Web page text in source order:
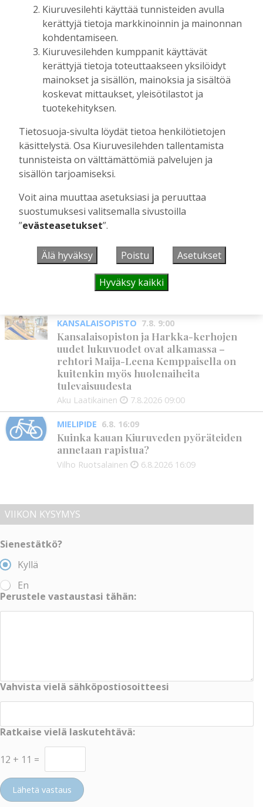
Tilaajille
Suvi Louhelainen 29.7.2026 15:35
UUSIMMAT
Terveisiä eduskuntaan
Vilho Ruotsalainen 7.8.2026 12:26
HYVINVOINTIALUE
Kiuruvedelle ja Iisalmeen
ostopalvelulääkäri – tarkoituksena on
helpottaa kaupunkien lääkäripulaa
Aku Laatikainen
GOLF 7.8. 11:33
Golftapahtuma tuotti jälleen komeasti
tukea Kiuruveden nuorille – palkittavat
julkaistaan loppuvuodesta
KANSALAISOPISTO 7.8. 9:00
Kansalaisopiston ja Harkka-kerhojen
uudet lukuvuodet ovat alkamassa –
rehtori Maija-Leena Kemppaisella on
kuitenkin myös huolenaiheita
tulevaisuudesta
Aku Laatikainen 7.8.2026 09:00
MIELIPIDE 6.8. 16:09
Kuinka kauan Kiuruveden pyöräteiden
annetaan rapistua?
Vilho Ruotsalainen 6.8.2026 16:09
VIIKON KYSYMYS
Sienestätkö?
Kyllä
En
Perustele vastaustasi tähän:
Vahvista vielä sähköpostiosoitteesi
Ratkaise vielä laskutehtävä:
12 + 11 =
Lähetä vastaus
Kiuruvesilehti käyttää tunnisteiden avulla
kerättyjä tietoja markkinoinnin ja mainonnan
kohdentamiseen.
Kiuruvesilehden kumppanit käyttävät
kerättyjä tietoja toteuttaakseen yksilöidyt
mainokset ja sisällön, mainoksia ja sisältöä
koskevat mittaukset, yleisötilastot ja
tuotekehityksen.
Tietosuoja-sivulta löydät tietoa henkilötietojen
käsittelystä. Osa Kiuruvesilehden tallentamista
tunnisteista on välttämättömiä palvelujen ja
sisällön tarjoamiseksi.
Voit aina muuttaa asetuksiasi ja peruuttaa
suostumuksesi valitsemalla sivustoilla
”evästeasetukset”.
Älä hyväksy Poistu Asetukset
Hyväksy kaikki